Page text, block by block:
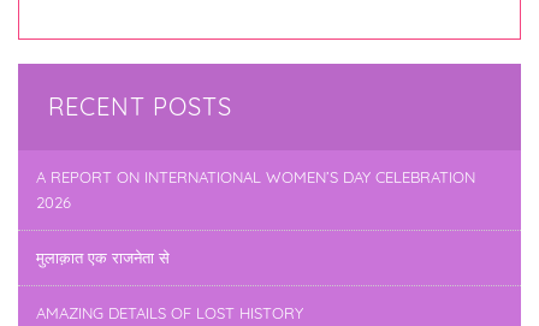
RECENT POSTS
A REPORT ON INTERNATIONAL WOMEN’S DAY CELEBRATION
2026
मुलाक़ात एक राजनेता से
AMAZING DETAILS OF LOST HISTORY